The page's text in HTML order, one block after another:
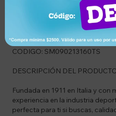
CODIGO: SM090213160TS
DESCRIPCIÓN DEL
Fundada en 1911 en Italia y con
experiencia en la industria
perfecta para ti si buscas,